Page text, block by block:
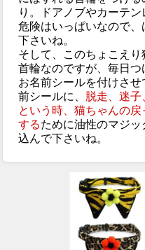
り。ドアノブやカーテ
危険はいっぱいなので
下さいね。
そして、このちょこえ
首輪なのですが、毎日つ
お名前シールを付けさ
前シールに、 脱走、迷子
という時、猫ちゃんの
するために油性のマジ
込んで下さいね。